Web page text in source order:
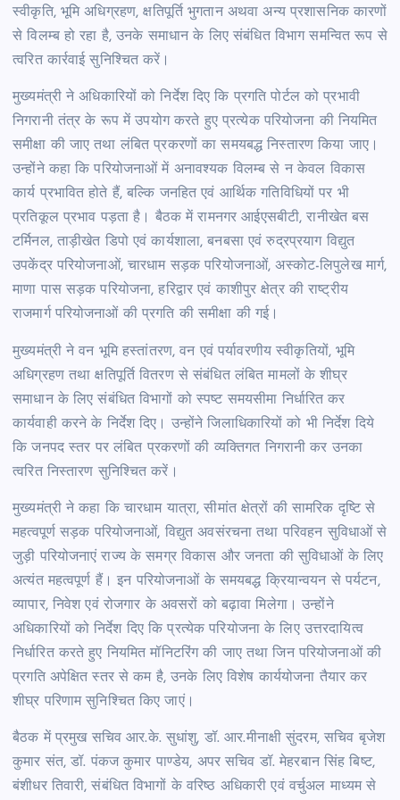
स्वीकृति, भूमि अधिग्रहण, क्षतिपूर्ति भुगतान अथवा अन्य प्रशासनिक कारणों
से विलम्ब हो रहा है, उनके समाधान के लिए संबंधित विभाग समन्वित रूप से
त्वरित कार्रवाई सुनिश्चित करें।
मुख्यमंत्री ने अधिकारियों को निर्देश दिए कि प्रगति पोर्टल को प्रभावी
निगरानी तंत्र के रूप में उपयोग करते हुए प्रत्येक परियोजना की नियमित
समीक्षा की जाए तथा लंबित प्रकरणों का समयबद्ध निस्तारण किया जाए।
उन्होंने कहा कि परियोजनाओं में अनावश्यक विलम्ब से न केवल विकास
कार्य प्रभावित होते हैं, बल्कि जनहित एवं आर्थिक गतिविधियों पर भी
प्रतिकूल प्रभाव पड़ता है। बैठक में रामनगर आईएसबीटी, रानीखेत बस
टर्मिनल, ताड़ीखेत डिपो एवं कार्यशाला, बनबसा एवं रुद्रप्रयाग विद्युत
उपकेंद्र परियोजनाओं, चारधाम सड़क परियोजनाओं, अस्कोट-लिपुलेख मार्ग,
माणा पास सड़क परियोजना, हरिद्वार एवं काशीपुर क्षेत्र की राष्ट्रीय
राजमार्ग परियोजनाओं की प्रगति की समीक्षा की गई।
मुख्यमंत्री ने वन भूमि हस्तांतरण, वन एवं पर्यावरणीय स्वीकृतियों, भूमि
अधिग्रहण तथा क्षतिपूर्ति वितरण से संबंधित लंबित मामलों के शीघ्र
समाधान के लिए संबंधित विभागों को स्पष्ट समयसीमा निर्धारित कर
कार्यवाही करने के निर्देश दिए। उन्होंने जिलाधिकारियों को भी निर्देश दिये
कि जनपद स्तर पर लंबित प्रकरणों की व्यक्तिगत निगरानी कर उनका
त्वरित निस्तारण सुनिश्चित करें।
मुख्यमंत्री ने कहा कि चारधाम यात्रा, सीमांत क्षेत्रों की सामरिक दृष्टि से
महत्वपूर्ण सड़क परियोजनाओं, विद्युत अवसंरचना तथा परिवहन सुविधाओं से
जुड़ी परियोजनाएं राज्य के समग्र विकास और जनता की सुविधाओं के लिए
अत्यंत महत्वपूर्ण हैं। इन परियोजनाओं के समयबद्ध क्रियान्वयन से पर्यटन,
व्यापार, निवेश एवं रोजगार के अवसरों को बढ़ावा मिलेगा। उन्होंने
अधिकारियों को निर्देश दिए कि प्रत्येक परियोजना के लिए उत्तरदायित्व
निर्धारित करते हुए नियमित मॉनिटरिंग की जाए तथा जिन परियोजनाओं की
प्रगति अपेक्षित स्तर से कम है, उनके लिए विशेष कार्ययोजना तैयार कर
शीघ्र परिणाम सुनिश्चित किए जाएं।
बैठक में प्रमुख सचिव आर.के. सुधांशु, डॉ. आर.मीनाक्षी सुंदरम, सचिव बृजेश
कुमार संत, डॉ. पंकज कुमार पाण्डेय, अपर सचिव डॉ. मेहरबान सिंह बिष्ट,
बंशीधर तिवारी, संबंधित विभागों के वरिष्ठ अधिकारी एवं वर्चुअल माध्यम से